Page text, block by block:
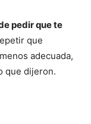
pedir que te
que
adecuada,
que dijeron.